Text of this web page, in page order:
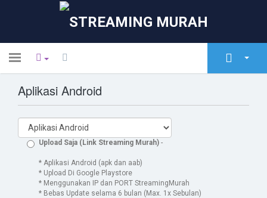
Toggle
Espace client
Actualités
Base de connaissances
État du réseau
Aplikasi Android
Upload Saja (Link Streaming Murah) -
* Aplikasi Android (apk dan aab)
* Upload Di Google Playstore
* Menggunakan IP dan PORT StreamingMurah
* Bebas Update selama 6 bulan (Max. 1x Sebulan)